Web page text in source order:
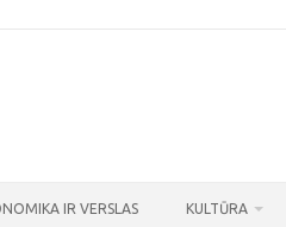
IR VERSLAS KULTŪRA